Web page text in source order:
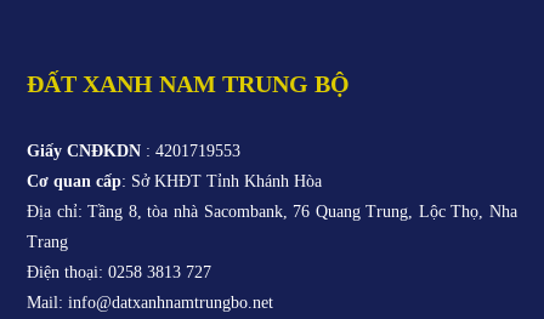
ĐẤT XANH NAM TRUNG BỘ
Giấy CNĐKDN : 4201719553
Cơ quan cấp: Sở KHĐT Tỉnh Khánh Hòa
Địa chỉ: Tầng 8, tòa nhà Sacombank, 76 Quang Trung, Lộc Thọ, Nha
Trang
Điện thoại: 0258 3813 727
Mail: info@datxanhnamtrungbo.net